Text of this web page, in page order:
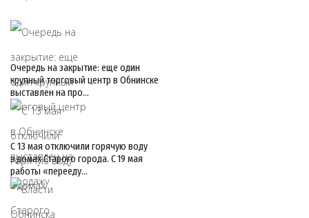
Очередь на закрытие: еще один
крупный торговый центр в Обнинске
выставлен на про…
С 13 мая отключили горячую воду
в домах Старого города. С 19 мая
работы «перееду…